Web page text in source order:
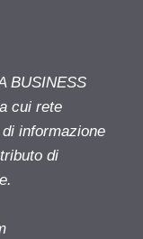
BUSINESS
cui rete
informazione
di